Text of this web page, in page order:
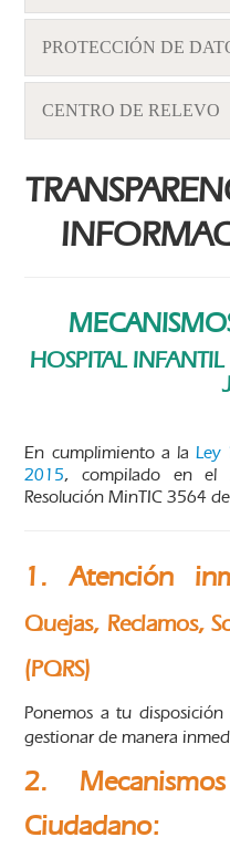
PROTECCIÓN DE
CENTRO DE RELEVO
HOSPITAL
En cumplimiento a la Ley
2015, compilado en el
Resolución MinTIC 3564
1.Atención
Quejas, Reclamos,
(PQRS)
Ponemos a tu
gestionar de manera
2.
Ciudadano: